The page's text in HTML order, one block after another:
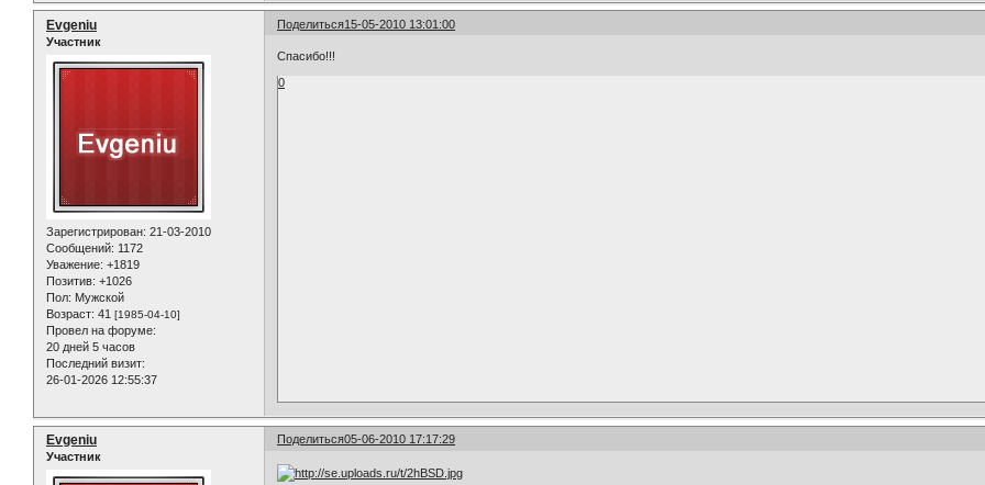
Поделиться15-05-2010 13:01:00
Evgeniu
Участник
Зарегистрирован: 21-03-2010
Сообщений: 1172
Уважение: +1819
Позитив: +1026
Пол: Мужской
Возраст: 41 [1985-04-10]
Провел на форуме:
20 дней 5 часов
Последний визит:
26-01-2026 12:55:37
Спасибо!!!
0
Поделиться05-06-2010 17:17:29
Evgeniu
Участник